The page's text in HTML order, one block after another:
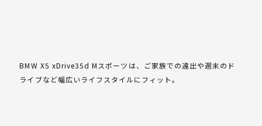
BMW X5 xDrive35d Mスポーツは、ご家族での遠出や週末のド
ライブなど幅広いライフスタイルにフィット。